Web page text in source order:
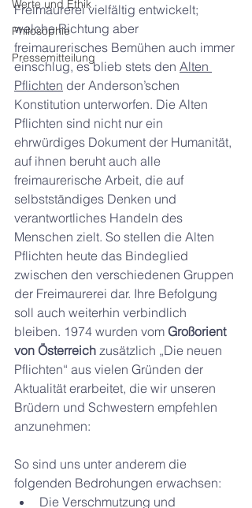
Werte und Ethik
Philosophie
Pressemitteilung
Freimaurerei vielfältig entwickelt;
welche Richtung aber
freimaurerisches Bemühen auch immer
einschlug, es blieb stets den Alten
Pflichten der Anderson’schen
Konstitution unterworfen. Die Alten
Pflichten sind nicht nur ein
ehrwürdiges Dokument der Humanität,
auf ihnen beruht auch alle
freimaurerische Arbeit, die auf
selbstständiges Denken und
verantwortliches Handeln des
Menschen zielt. So stellen die Alten
Pflichten heute das Bindeglied
zwischen den verschiedenen Gruppen
der Freimaurerei dar. Ihre Befolgung
soll auch weiterhin verbindlich
bleiben. 1974 wurden vom Großorient
von Österreich zusätzlich „Die neuen
Pflichten“ aus vielen Gründen der
Aktualität erarbeitet, die wir unseren
Brüdern und Schwestern empfehlen
anzunehmen:
So sind uns unter anderem die
folgenden Bedrohungen erwachsen:
Die Verschmutzung und